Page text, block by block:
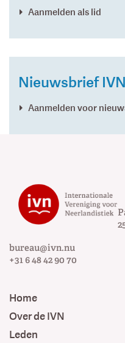
Aanmelden als lid
Nieuwsbrief IVN
Aanmelden voor
bureau@ivn.nu
+31 6 48 42 90 70
Home
Over de IVN
Leden